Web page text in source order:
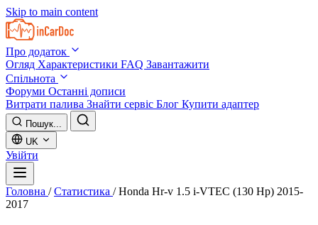
Skip to main content
Про додаток
Огляд Характеристики FAQ Завантажити
Спільнота
Форуми Останні дописи
Витрати палива Знайти сервіс Блог Купити адаптер
Пошук...
UK
Увійти
Головна / Статистика / Honda Hr-v 1.5 i-VTEC (130 Hp) 2015-
2017